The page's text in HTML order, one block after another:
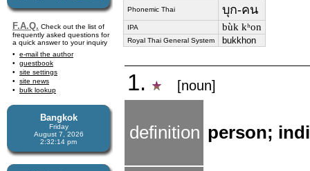
F.A.Q. Check out the list of
frequently asked questions for
a quick answer to your inquiry
e-mail the author
guestbook
site settings
site news
bulk lookup
Bangkok
Friday
August 7, 2026
2:32:15 pm
Phonemic Thai บุก-คน
IPA bùk kʰon
Royal Thai General System bukkhon
1. [noun]
definition person;